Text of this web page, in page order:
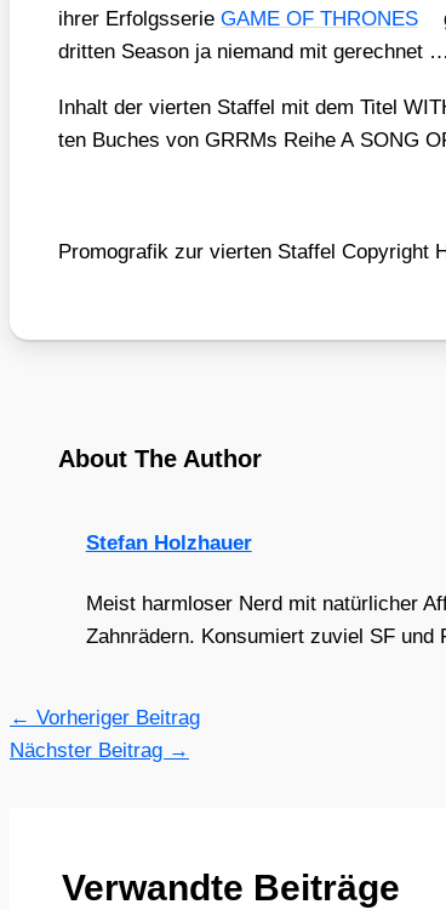
ihrer Erfolgs­se­rie GAME OF THRONES
drit­ten Sea­son ja nie­mand mit gerech­net
Inhalt der vier­ten Staf­fel mit dem Titel
ten Buches von GRRMs Rei­he A SONG
Pro­mo­gra­fik zur vier­ten Staf­fel Copy­right
About The Author
Stefan Holzhauer
Meist harmloser Nerd mit natürlicher
Zahnrädern. Konsumiert zuviel SF und
← Vorheriger Beitrag
Nächster Beitrag →
Verwandte Beiträge